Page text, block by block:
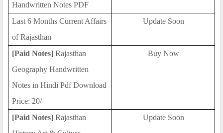
Handwritten Notes PDF
Last 6 Months Current Affairs
of Rajasthan
Update Soon
[Paid Notes] Rajasthan
Geography Handwritten
Notes in Hindi Pdf Download
Price: 20/-
Buy Now
[Paid Notes] Rajasthan
Update Soon